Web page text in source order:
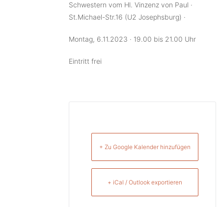
Schwestern vom Hl. Vinzenz von Paul ·
St.Michael-Str.16 (U2 Josephsburg) ·
Montag, 6.11.2023 · 19.00 bis 21.00 Uhr
Eintritt frei
+ Zu Google Kalender hinzufügen
+ iCal / Outlook exportieren